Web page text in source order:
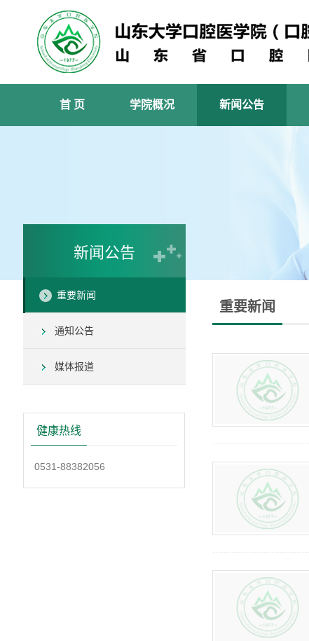
首 页 学院概况 新闻公告
新闻公告
重要新闻
通知公告
媒体报道
健康热线
0531-88382056
重要新闻